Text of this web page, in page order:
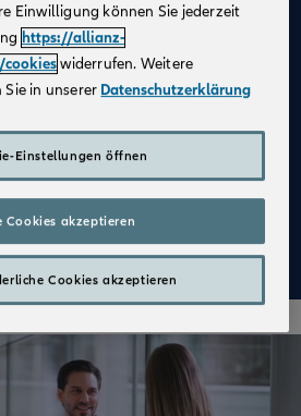
durch
im Vertrieb der Allianz
Einwilligung können Sie jederzeit
https://allianz-
widerrufen. Weitere
in unserer Datenschutzerklärung
Einstellungen öffnen
Cookies akzeptieren
Cookies akzeptieren